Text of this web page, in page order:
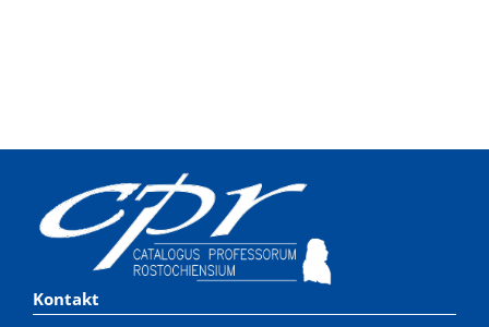
Kontakt